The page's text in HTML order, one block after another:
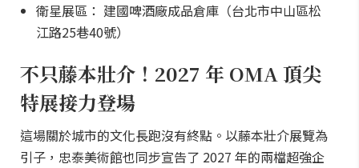
衛星展區： 建國啤酒廠成品倉庫（台北市中山區松
江路25巷40號）
不只藤本壯介！2027 年 OMA 頂尖
特展接力登場
這場關於城市的文化長跑沒有終點。以藤本壯介展覽為
引子，忠泰美術館也同步宣告了 2027 年的兩檔超強企